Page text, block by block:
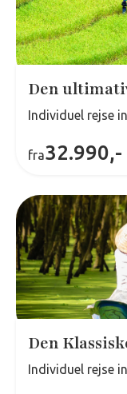
Den
Individuel rejse
fra32.990,-
Den
Individuel rejse